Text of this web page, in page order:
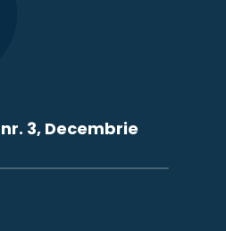
3, Decembrie